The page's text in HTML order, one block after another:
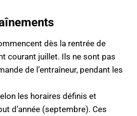
dès la rentrée de
courant juillet. Ils ne sont pas
de l’entraîneur, pendant les
les horaires définis et
d’année (septembre). Ces